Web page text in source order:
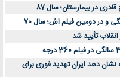
در بیمارستان؛ سال 87
تأیید شد
نشان دهد ایران تهدید فوری برای